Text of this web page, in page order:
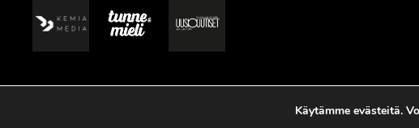
Käytämme evästeitä.